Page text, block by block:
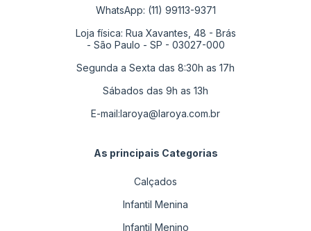
WhatsApp: (11) 99113-9371
Loja física: Rua Xavantes, 48 - Brás
- São Paulo - SP - 03027-000
Segunda a Sexta das 8:30h as 17h
Sábados das 9h as 13h
E-mail:laroya@laroya.com.br
As principais Categorias
Calçados
Infantil Menina
Infantil Menino